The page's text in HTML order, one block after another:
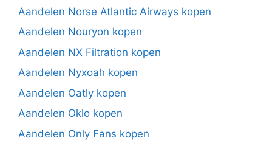
Aandelen Norse Atlantic Airways kopen
Aandelen Nouryon kopen
Aandelen NX Filtration kopen
Aandelen Nyxoah kopen
Aandelen Oatly kopen
Aandelen Oklo kopen
Aandelen Only Fans kopen